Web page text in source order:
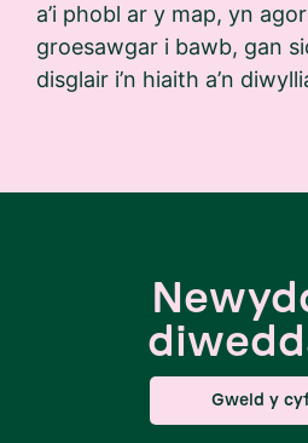
a’i phobl ar y map, yn
groesawgar i bawb, gan
disglair i’n hiaith a’n
Gweld y